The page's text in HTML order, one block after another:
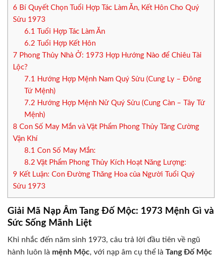
6 Bí Quyết Chọn Tuổi Hợp Tác Làm Ăn, Kết Hôn Cho Quý
Sửu 1973
6.1
Tuổi Hợp Tác Làm Ăn
6.2 Tuổi Hợp Kết Hôn
7 Phong Thủy Nhà Ở: 1973 Hợp Hướng Nào để Chiêu Tài
Lộc?
7.1
Hướng Hợp Mệnh Nam Quý Sửu (Cung Ly – Đông
Tứ Mệnh)
7.2 Hướng Hợp Mệnh Nữ Quý Sửu (Cung Càn – Tây Tứ
Mệnh)
8 Con Số May Mắn và Vật Phẩm Phong Thủy Tăng Cường
Vận Khí
8.1 Con Số May Mắn:
8.2 Vật Phẩm Phong Thủy Kích Hoạt Năng Lượng:
9 Kết Luận: Con Đường Thăng Hoa của Người Tuổi Quý
Sửu 1973
Giải Mã Nạp Âm Tang Đố Mộc: 1973 Mệnh Gì và
Sức Sống Mãnh Liệt
Khi nhắc đến năm sinh 1973, câu trả lời đầu tiên về ngũ
hành luôn là mệnh Mộc, với nạp âm cụ thể là Tang Đố Mộc